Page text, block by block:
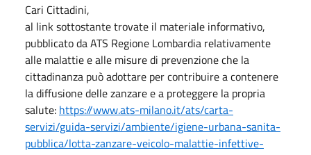
Cari Cittadini,
al link sottostante trovate il materiale informativo,
pubblicato da ATS Regione Lombardia relativamente
alle malattie e alle misure di prevenzione che la
cittadinanza può adottare per contribuire a contenere
la diffusione delle zanzare e a proteggere la propria
salute: https://www.ats-milano.it/ats/carta-
servizi/guida-servizi/ambiente/igiene-urbana-sanita-
pubblica/lotta-zanzare-veicolo-malattie-infettive-